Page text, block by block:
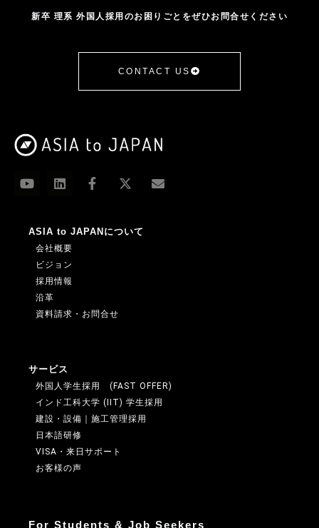
新卒 理系 外国人採用のお困りごとをぜひお問合せください
CONTACT US
ASIA to JAPANについて
会社概要
ビジョン
採用情報
沿革
資料請求・お問合せ
サービス
外国人学生採用 (FAST OFFER)
インド工科大学 (IIT) 学生採用
建設・設備｜施工管理採用
日本語研修
VISA・来日サポート
お客様の声
For Students & Job Seekers